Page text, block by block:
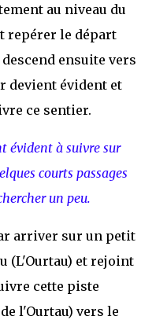
au niveau du
repérer le départ
ensuite vers
devient évident et
ce sentier.
évident à suivre sur
courts passages
un peu.
arriver sur un petit
(L'Ourtau) et rejoint
cette piste
l'Ourtau) vers le